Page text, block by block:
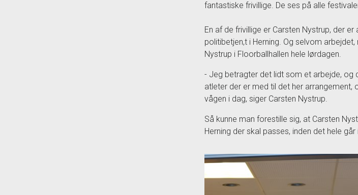
fantastiske frivillige. De ses på alle
En af de frivillige er Carsten Nystrup, der
politibetjen,t i Herning. Og selvom
Nystrup i Floorballhallen hele lørdagen.
- Jeg betragter det lidt som et arbejde,
atleter der er med til det her
vågen i dag, siger Carsten Nystrup.
Så kunne man forestille sig, at Carsten
Herning der skal passes, inden det hele